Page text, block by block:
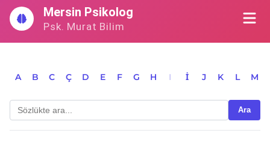
İçeriğe
geç
Mersin Psikolog
Psk. Murat Bilim
A B C Ç D E F G H I İ J K L M
Ara